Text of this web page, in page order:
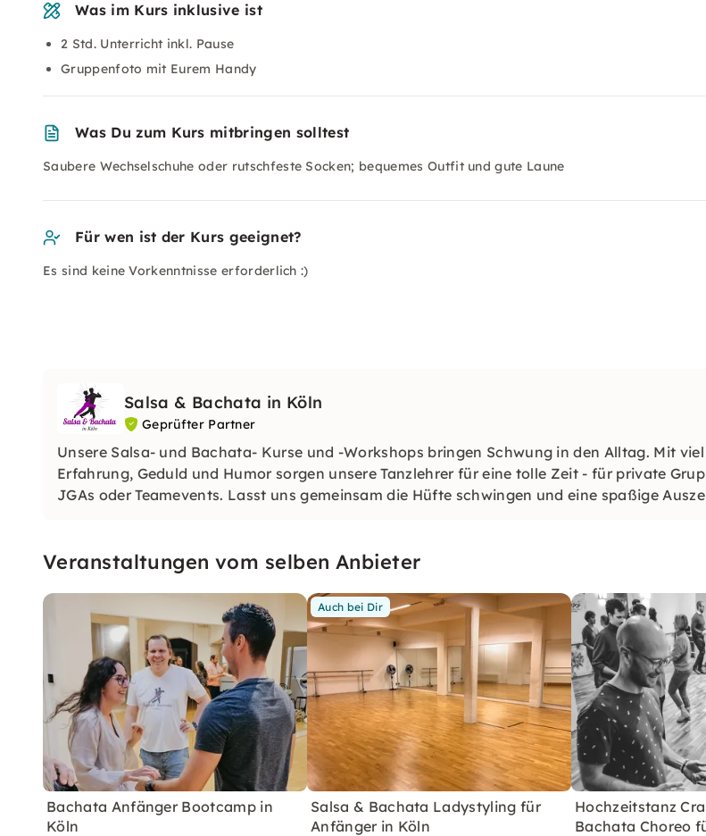
Was im Kurs inklusive ist
2 Std. Unterricht inkl. Pause
Gruppenfoto mit Eurem Handy
Was Du zum Kurs mitbringen solltest
Saubere Wechselschuhe oder rutschfeste Socken; bequemes Outfit und gute Laune
Für wen ist der Kurs geeignet?
Es sind keine Vorkenntnisse erforderlich :)
Salsa & Bachata in Köln
Geprüfter Partner
Unsere Salsa- und Bachata- Kurse und -Workshops bringen Schwung in den Alltag. Mit viel
Erfahrung, Geduld und Humor sorgen unsere Tanzlehrer für eine tolle Zeit - für private
JGAs oder Teamevents. Lasst uns gemeinsam die Hüfte schwingen und eine spaßige
Veranstaltungen vom selben Anbieter
Bachata Anfänger Bootcamp in
Köln
Auch bei Dir
Salsa & Bachata Ladystyling für
Anfänger in Köln
Hochzeitstanz
Bachata Choreo